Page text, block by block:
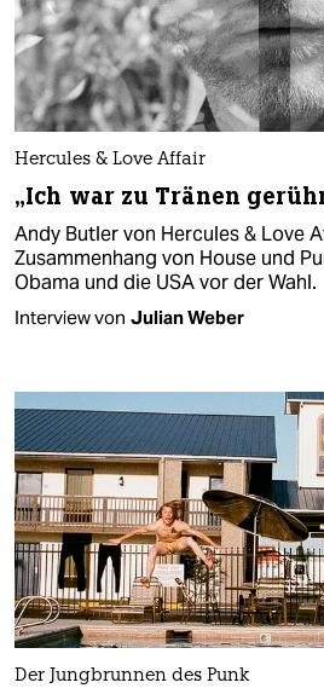
Hercules & Love Affair
„Ich war zu Tränen
Andy Butler von Hercules & Love
Zusammenhang von House und
Obama und die USA vor der Wahl.
Interview von Julian Weber
Der Jungbrunnen des Punk